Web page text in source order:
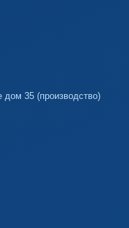
35 (производство)